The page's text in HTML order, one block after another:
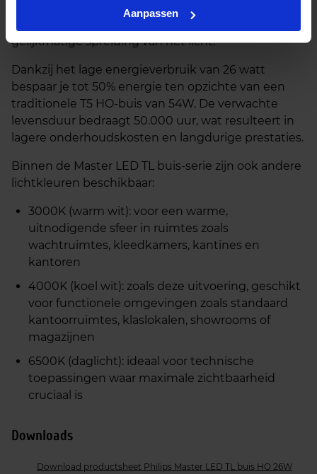
Aanpassen
lichtopbrengst van 3600 lumen en heeft een brede
lichtbundel van 160°, wat zorgt voor een
gelijkmatige spreiding van het licht.
Dankzij het lage energieverbruik van 26 watt
bespaar je tot 50% energie ten opzichte van een
traditionele T5 HO‑buis van 54W. De verwachte
levensduur bedraagt 50.000 uur, wat resulteert in
lagere onderhoudskosten en langdurige prestaties.
Binnen de Master LED TL buis‑serie zijn ook andere
lichtkleuren beschikbaar:
3000K (warm wit): voor een warme,
uitnodigende sfeer in ruimtes zoals
wachtruimtes, kleedkamers, kantines en
kantoren
4000K (koel wit): zoals deze uitvoering, geschikt
voor functionele omgevingen zoals standaard
kantoorruimtes, klaslokalen, showrooms of
magazijnen
6500K (daglicht): ideaal voor technische
toepassingen waar maximale zichtbaarheid
cruciaal is
Downloads
Download productsheet Philips Master LED TL buis HO 26W